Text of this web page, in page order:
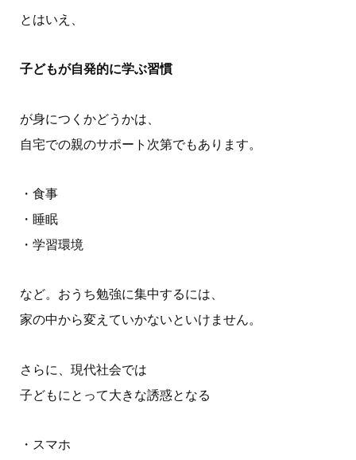
とはいえ、
子どもが自発的に学ぶ習慣
が身につくかどうかは、
自宅での親のサポート次第でもあります。
・食事
・睡眠
・学習環境
など。おうち勉強に集中するには、
家の中から変えていかないといけません。
さらに、現代社会では
子どもにとって大きな誘惑となる
・スマホ